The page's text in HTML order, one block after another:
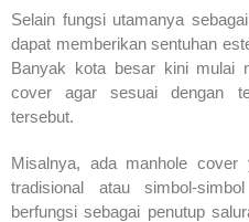
Selain fungsi utamanya
dapat memberikan sentuhan
Banyak kota besar kini mulai
cover agar sesuai dengan
tersebut.
Misalnya, ada manhole cover
tradisional atau simbol-
berfungsi sebagai penutup